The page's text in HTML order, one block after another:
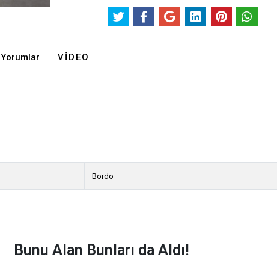
Yorumlar VIDEO
Bordo
Bunu Alan Bunları da Aldı!